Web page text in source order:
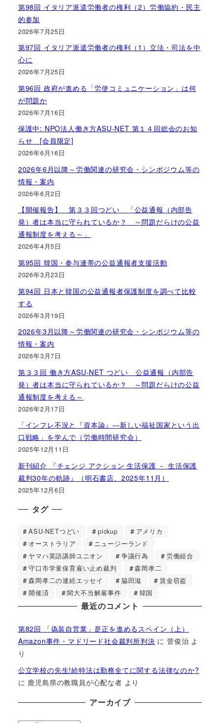
第98回 イタリア派遣労働者の権利（2）労働協約・民主
的参加
2026年7月25日
第97回 イタリア派遣労働者の権利（1）立法・司法を中
心に
2026年7月25日
第96回 政府が進める「労使コミュニケーション」は何
が問題か
2026年7月16日
保護中: NPO法人働き方ASU-NET 第１４回総会のお知
らせ [会員限定]
2026年6月16日
2026年6月以降～労働関連の研究会・シンポジウム等の
情報・案内
2026年6月2日
【開催報告】 第３３回つどい 「公益通報（内部告
発）者は本当に守られているか？ ～問題だらけの公益
通報制度を考える～」
2026年4月5日
第95回 韓国・参与連帯の公益通報者支援活動
2026年3月23日
第94回 日本と韓国の公益通報者保護制度を調べて比較
する
2026年3月19日
2026年3月以降～労働関連の研究会・シンポジウム等の
情報・案内
2026年3月7日
第３３回 働き方ASU-NET つどい 公益通報（内部告
発）者は本当に守られているか？ ～問題だらけの公益
通報制度を考える～
2026年2月17日
「インフレ不況と『資本論』―新しい福祉国家という出
口戦略」を学んで（労働時間研究会）
2025年12月11日
新刊紹介 『チェンジ アクション 生活保護 － 生活保護
裁判30年の軌跡』（明石書店、2025年11月）
2025年12月6日
タグ
ASU-NETつどい pickup
アメリカ
オーストラリア
ニュージーランド
ヤマハ英語講師ユニオン
争議行為
労働組合
守口市学童保育雇い止め裁判
森岡孝二
森岡孝二の連続エッセイ
脇田滋
賃金窃盗
開催済
関大不当解雇事件 韓国
最近のコメント
第82回 「偽装自営業」是正を進めるスペイン（上）
Amazon事件・マドリード社会裁判所判決 に菅俊治 よ
り
公立学校の先生!給特法は勤務全てに関する法律なのか?
に 鹿児島県の教職員が心配な者 より
アーカイブ